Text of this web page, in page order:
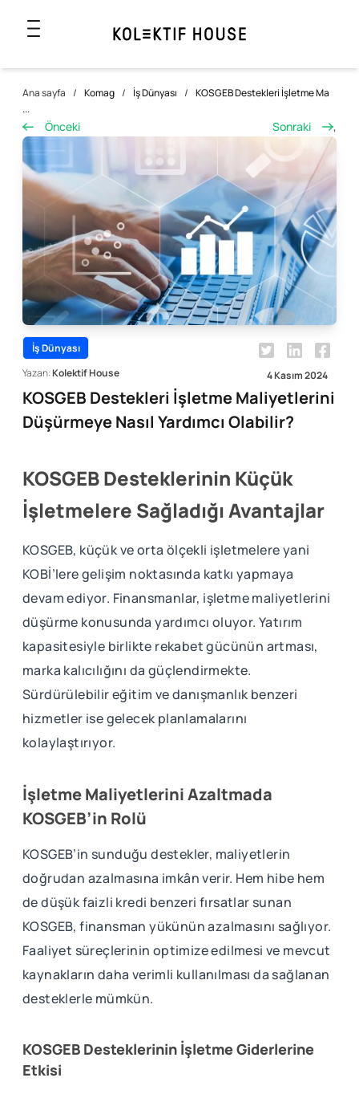
Ana sayfa / Komag / İş Dünyası / KOSGEB Destekleri İşletme Ma
...
Önceki Sonraki ,
İş Dünyası
Yazan:Kolektif House 4 Kasım 2024
KOSGEB Destekleri İşletme Maliyetlerini
Düşürmeye Nasıl Yardımcı Olabilir?
KOSGEB Desteklerinin Küçük
İşletmelere Sağladığı Avantajlar
KOSGEB, küçük ve orta ölçekli işletmelere yani
KOBİ’lere gelişim noktasında katkı yapmaya
devam ediyor. Finansmanlar, işletme maliyetlerini
düşürme konusunda yardımcı oluyor. Yatırım
kapasitesiyle birlikte rekabet gücünün artması,
marka kalıcılığını da güçlendirmekte.
Sürdürülebilir eğitim ve danışmanlık benzeri
hizmetler ise gelecek planlamalarını
kolaylaştırıyor.
İşletme Maliyetlerini Azaltmada
KOSGEB’in Rolü
KOSGEB’in sunduğu destekler, maliyetlerin
doğrudan azalmasına imkân verir. Hem hibe hem
de düşük faizli kredi benzeri fırsatlar sunan
KOSGEB, finansman yükünün azalmasını sağlıyor.
Faaliyet süreçlerinin optimize edilmesi ve mevcut
kaynakların daha verimli kullanılması da sağlanan
desteklerle mümkün.
KOSGEB Desteklerinin İşletme Giderlerine
Etkisi